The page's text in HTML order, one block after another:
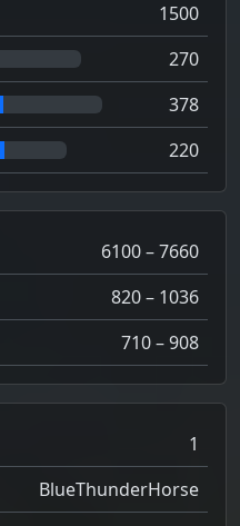
1500
270
378
220
6100 – 7660
820 – 1036
710 – 908
1
BlueThunderHorse